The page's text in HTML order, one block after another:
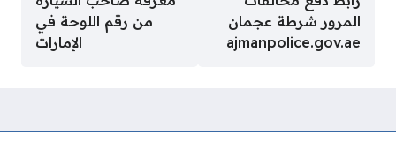
المرور شرطة عجمان
ajmanpolice.gov.ae
من رقم اللوحة في
الإمارات